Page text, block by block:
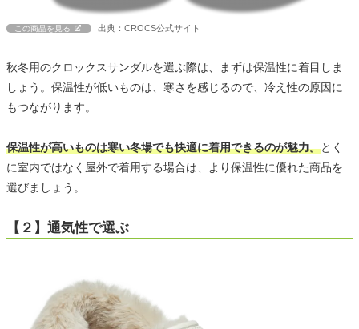
この商品を見る 出典：CROCS公式サイト
秋冬用のクロックスサンダルを選ぶ際は、まずは保温性に着目しま
しょう。保温性が低いものは、寒さを感じるので、冷え性の原因に
もつながります。
保温性が高いものは寒い冬場でも快適に着用できるのが魅力。とく
に室内ではなく屋外で着用する場合は、より保温性に優れた商品を
選びましょう。
【２】通気性で選ぶ